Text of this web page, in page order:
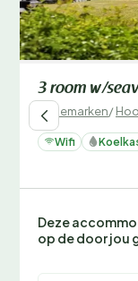
3 room w/
Denemarken/
Wifi
Deze
op de door jou